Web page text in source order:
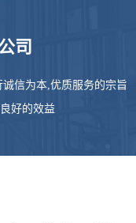
司
信为本,优质服务的宗旨
好的效益